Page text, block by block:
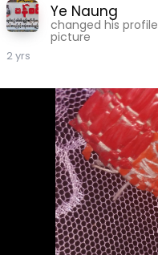
Ye Naung
changed his profile
picture
2 yrs